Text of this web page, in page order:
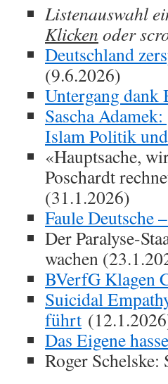
Listenauswahl
Klicken oder
Deutschland
(9.6.2026)
Untergang dank
Sascha
Islam Politik
«Hauptsache,
Poschardt
(31.1.2026)
Faule Deutsche
Der Paralyse-
wachen
BVerfG Klagen
Suicidal
führt
Das Eigene
Roger Schelske: